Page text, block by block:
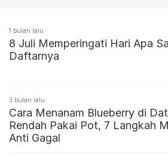
1 bulan lalu
8 Juli Memperingati Hari Apa
Daftarnya
3 bulan lalu
Cara Menanam Blueberry di
Rendah Pakai Pot, 7 Langkah
Anti Gagal